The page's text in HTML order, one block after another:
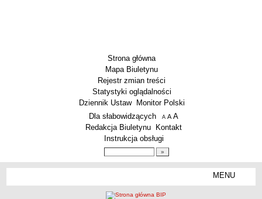
Strona główna
Mapa Biuletynu
Rejestr zmian treści
Statystyki oglądalności
Dziennik Ustaw
Monitor Polski
Menu dodatkowe
Dla słabowidzących A pomniejsz czcionkę
A standardowy rozmiar czcionki
A
Redakcja Biuletynu
Kontakt
Instrukcja obsługi
MENU